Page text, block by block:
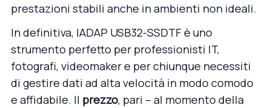
prestazioni stabili anche in ambienti non ideali.
In definitiva, IADAP USB32-SSDTF è uno
strumento perfetto per professionisti IT,
fotografi, videomaker e per chiunque necessiti
di gestire dati ad alta velocità in modo comodo
e affidabile. Il prezzo, pari – al momento della